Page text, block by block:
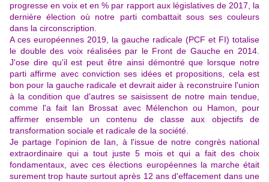
progresse en voix et en % par rapport aux législatives de 2017, la
dernière élection où notre parti combattait sous ses couleurs
dans la circonscription.
A ces européennes 2019, la gauche radicale (PCF et FI) totalise
le double des voix réalisées par le Front de Gauche en 2014.
J'ose dire qu'il est peut être ainsi démontré que lorsque notre
parti affirme avec conviction ses idées et propositions, cela est
bon pour la gauche radicale et devrait aider à reconstruire l'union
à la condition que d'autres se saisissent de notre main tendue,
comme l'a fait Ian Brossat avec Mélenchon ou Hamon, pour
affirmer ensemble un contenu de classe aux objectifs de
transformation sociale et radicale de la société.
Je partage l'opinion de Ian, à l'issue de notre congrès national
extraordinaire qui a tout juste 5 mois et qui a fait des choix
fondamentaux, avec ces élections européennes la marche était
surement trop haute surtout après 12 ans d'effacement dans une